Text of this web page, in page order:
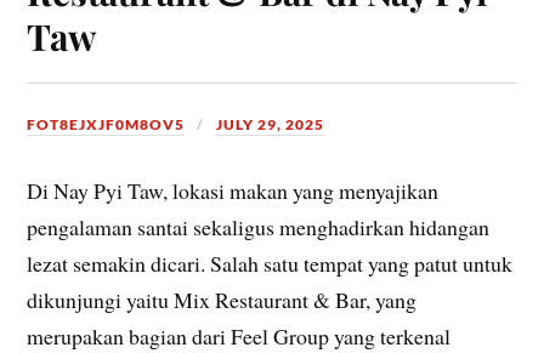
Taw
FOT8EJXJF0M8OV5 JULY 29, 2025
Di Nay Pyi Taw, lokasi makan yang menyajikan
pengalaman santai sekaligus menghadirkan hidangan
lezat semakin dicari. Salah satu tempat yang patut untuk
dikunjungi yaitu Mix Restaurant & Bar, yang
merupakan bagian dari Feel Group yang terkenal